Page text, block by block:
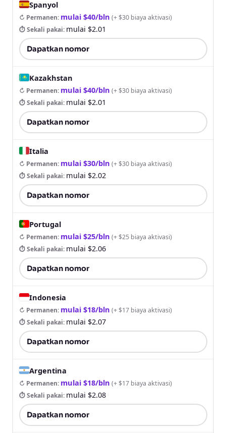
Spanyol
↻ Permanen: mulai $40/bln (+ $30 biaya aktivasi)
⏱ Sekali pakai: mulai $2.01
Dapatkan nomor
Kazakhstan
↻ Permanen: mulai $40/bln (+ $30 biaya aktivasi)
⏱ Sekali pakai: mulai $2.01
Dapatkan nomor
Italia
↻ Permanen: mulai $30/bln (+ $30 biaya aktivasi)
⏱ Sekali pakai: mulai $2.02
Dapatkan nomor
Portugal
↻ Permanen: mulai $25/bln (+ $25 biaya aktivasi)
⏱ Sekali pakai: mulai $2.06
Dapatkan nomor
Indonesia
↻ Permanen: mulai $18/bln (+ $17 biaya aktivasi)
⏱ Sekali pakai: mulai $2.07
Dapatkan nomor
Argentina
↻ Permanen: mulai $18/bln (+ $17 biaya aktivasi)
⏱ Sekali pakai: mulai $2.08
Dapatkan nomor